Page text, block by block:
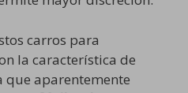
carros para
la característica de
que aparentemente